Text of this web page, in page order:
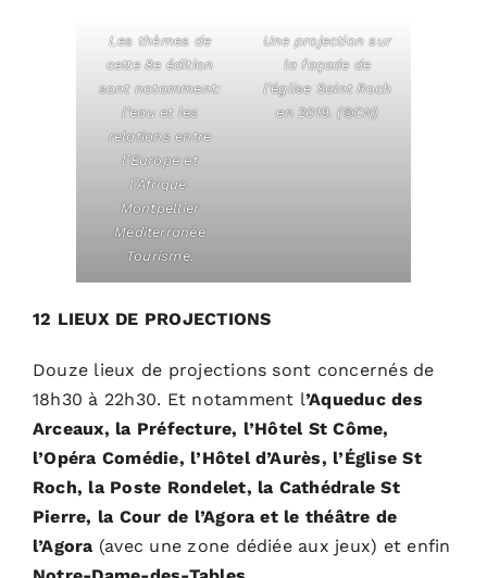
Les thèmes de
cette 8e édition
sont notamment:
l’eau et les
relations entre
l’Europe et
l’Afrique.
Montpellier
Méditerranée
Tourisme.
Une projection sur
la façade de
l’église Saint Roch
en 2019. (©CN)
12 LIEUX DE PROJECTIONS
Douze lieux de projections sont concernés de
18h30 à 22h30. Et notamment l’Aqueduc des
Arceaux, la Préfecture, l’Hôtel St Côme,
l’Opéra Comédie, l’Hôtel d’Aurès, l’Église St
Roch, la Poste Rondelet, la Cathédrale St
Pierre, la Cour de l’Agora et le théâtre de
l’Agora (avec une zone dédiée aux jeux) et enfin